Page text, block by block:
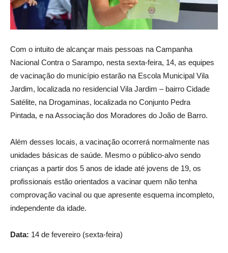
Com o intuito de alcançar mais pessoas na Campanha
Nacional Contra o Sarampo, nesta sexta-feira, 14, as equipes
de vacinação do município estarão na Escola Municipal Vila
Jardim, localizada no residencial Vila Jardim – bairro Cidade
Satélite, na Drogaminas, localizada no Conjunto Pedra
Pintada, e na Associação dos Moradores do João de Barro.
Além desses locais, a vacinação ocorrerá normalmente nas
unidades básicas de saúde. Mesmo o público-alvo sendo
crianças a partir dos 5 anos de idade até jovens de 19, os
profissionais estão orientados a vacinar quem não tenha
comprovação vacinal ou que apresente esquema incompleto,
independente da idade.
Data: 14 de fevereiro (sexta-feira)